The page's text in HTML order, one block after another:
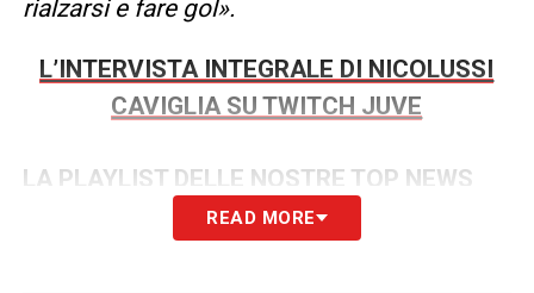
rialzarsi e fare gol».
L’INTERVISTA INTEGRALE DI NICOLUSSI
CAVIGLIA SU TWITCH JUVE
LA PLAYLIST DELLE NOSTRE TOP NEWS
READ MORE